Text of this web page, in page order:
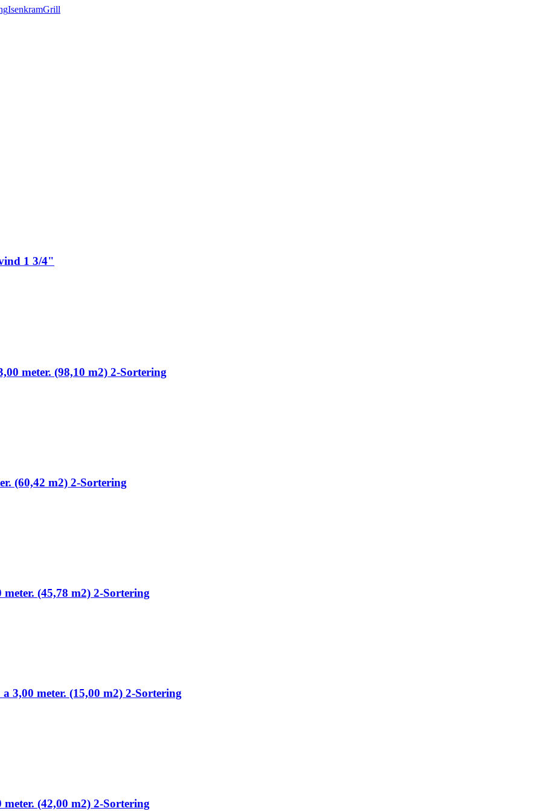
IsenkramGrill
1 3/4"
meter. (98,10 m2) 2-Sortering
(60,42 m2) 2-Sortering
(45,78 m2) 2-Sortering
3,00 meter. (15,00 m2) 2-Sortering
(42,00 m2) 2-Sortering